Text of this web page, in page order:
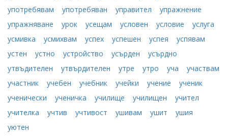
употребявам
употребяван управител
упражнение
упражняване
урок усещам условен условие
услуга
усмивка
усмихвам успех успешен успея
успявам
устен
устно устройство усърден
усърдно
утвъдителен
утвърдителен утре утро уча
участвам
участник
учебен учебник учейки учение
ученик
ученически
ученичка училище училищен
учител
учителка
учтив учтивост ушивам ушит
ушия
уютен